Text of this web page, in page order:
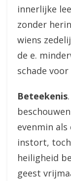
innerlijke
zonder
wiens
de e.
schade
Beteekenis
evenmin
instort,
heiligheid
geest